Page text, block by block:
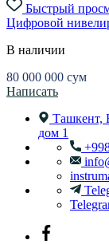
Быстрый
Цифровой
В наличии
80 000 000 сум
Написать
Ташкент,
дом 1